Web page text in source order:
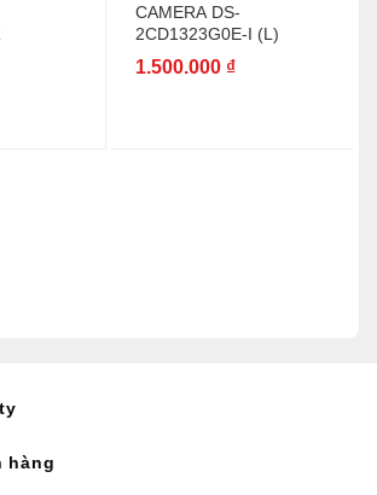
CAMERA DS-
2CD1323G0E-I (L)
1.500.000 ₫
hàng